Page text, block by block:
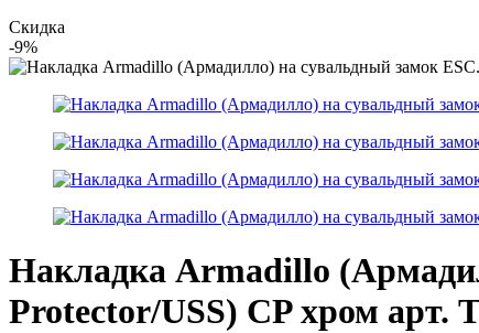
Скидка
-9%
Накладка Armadillo
Protector/USS) CP хром арт.